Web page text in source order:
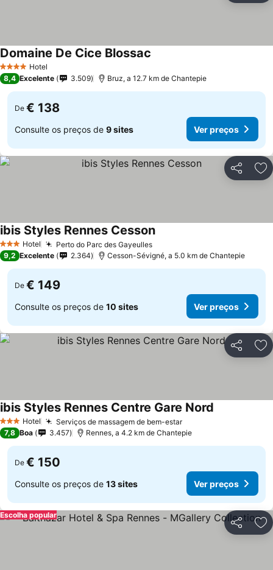
4 EstrelasHotel
Domaine De Cice Blossac
8,4 Excelente 3.509 Bruz, a 12.7 km de Chantepie
De € 138
Consulte os preços de 9 sites Ver preços
Partilhar
3 EstrelasHotel Perto do Parc des Gayeulles
ibis Styles Rennes Cesson
9,2 Excelente 2.364 Cesson-Sévigné, a 5.0 km de Chantepie
De € 149
Consulte os preços de 10 sites Ver preços
Partilhar
3 EstrelasHotel Serviços de massagem de bem-estar
ibis Styles Rennes Centre Gare Nord
7,8 Boa 3.457 Rennes, a 4.2 km de Chantepie
De € 150
Consulte os preços de 13 sites Ver preços
Partilhar
Escolha popular